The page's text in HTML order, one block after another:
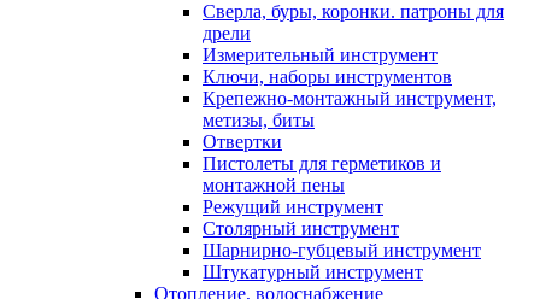
Сверла, буры, коронки. патроны для
дрели
Измерительный инструмент
Ключи, наборы инструментов
Крепежно-монтажный инструмент,
метизы, биты
Отвертки
Пистолеты для герметиков и
монтажной пены
Режущий инструмент
Столярный инструмент
Шарнирно-губцевый инструмент
Штукатурный инструмент
Отопление, водоснабжение